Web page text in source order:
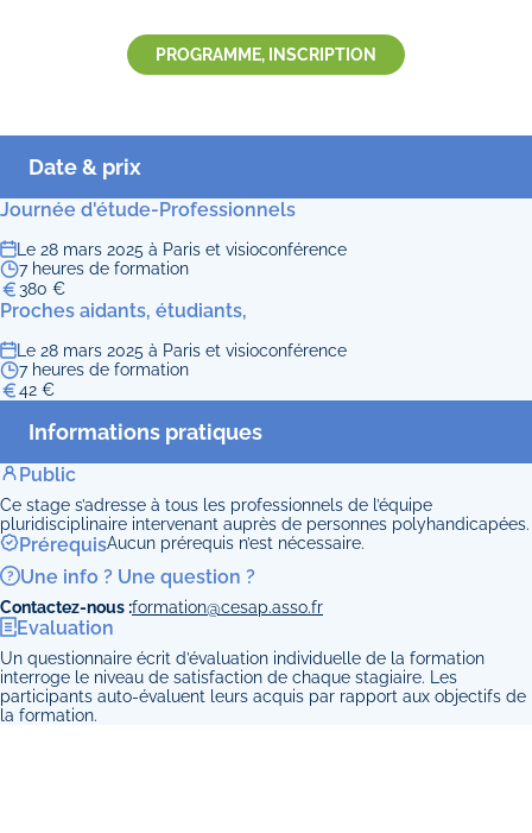
PROGRAMME, INSCRIPTION
Date & prix
Journée d'étude-Professionnels
Le 28 mars 2025 à Paris et visioconférence
7 heures de formation
380 €
Proches aidants, étudiants,
Le 28 mars 2025 à Paris et visioconférence
7 heures de formation
42 €
Informations pratiques
Public
Ce stage s’adresse à tous les professionnels de l’équipe
pluridisciplinaire intervenant auprès de personnes polyhandicapées.
PrérequisAucun prérequis n’est nécessaire.
Une info ? Une question ?
Contactez-nous :formation@cesap.asso.fr
Evaluation
Un questionnaire écrit d’évaluation individuelle de la formation
interroge le niveau de satisfaction de chaque stagiaire. Les
participants auto-évaluent leurs acquis par rapport aux objectifs de
la formation.